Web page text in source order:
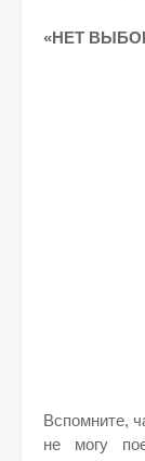
«НЕТ
Вспомните,
не могу